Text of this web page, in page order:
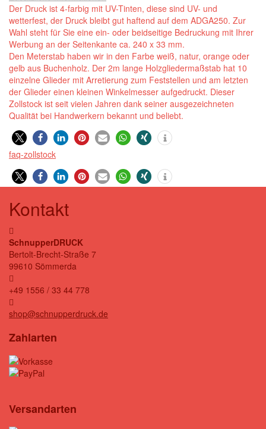
Der Druck ist 4-farbig mit UV-Tinten, diese sind UV- und
wetterfest, der Druck bleibt gut haftend auf dem ADGA250. Zur
Wahl steht für Sie eine ein- oder beidseitige Bedruckung mit Ihrer
Werbung an der Seitenkante ca. 240 x 33 mm.
Den Meterstab haben wir in den Farbe weiß, natur, orange oder
gelb aus Buchenholz. Der 2m lange Holzgliedermaßstab hat 10
einzelne Glieder mit Arretierung zum Feststellen und am letzten
der Glieder einen kleinen Winkelmesser aufgedruckt. Dieser
Zollstock ist seit vielen Jahren dank seiner ausgezeichneten
Qualität bei Handwerkern bekannt und beliebt.
0
faq-zollstock
0
Kontakt
SchnupperDRUCK
Bertolt-Brecht-Straße 7
99610 Sömmerda
+49 1556 / 33 44 778
shop@schnupperdruck.de
Zahlarten
Versandarten